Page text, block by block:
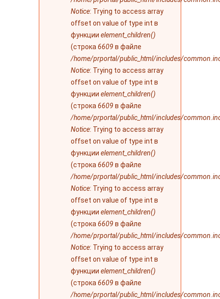
Notice: Trying to access array
offset on value of type int в
функции element_children()
(строка 6609 в файле
/home/prportal/public_html/includes/
Notice: Trying to access array
offset on value of type int в
функции element_children()
(строка 6609 в файле
/home/prportal/public_html/includes/
Notice: Trying to access array
offset on value of type int в
функции element_children()
(строка 6609 в файле
/home/prportal/public_html/includes/
Notice: Trying to access array
offset on value of type int в
функции element_children()
(строка 6609 в файле
/home/prportal/public_html/includes/
Notice: Trying to access array
offset on value of type int в
функции element_children()
(строка 6609 в файле
/home/prportal/public_html/includes/